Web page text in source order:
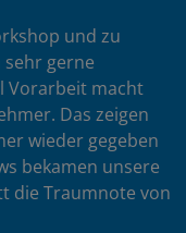
und zu
gerne
Vorarbeit macht
Das zeigen
wieder gegeben
bekamen unsere
die Traumnote von